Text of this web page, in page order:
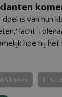
doel is van hun
lacht
hoe hij
TTS